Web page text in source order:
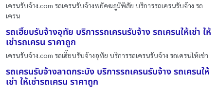
เครนรับจ้าง.com รถเครนรับจ้างพยัคฆภูมิพิสัย บริการรถเครนรับจ้าง รถ
เครน
รถเฮี๊ยบรับจ้างอุทัย บริการรถเครนรับจ้าง รถเครนให้เช่า ให้
เช่ารถเครน ราคาถูก
เครนรับจ้าง.com รถเฮี๊ยบรับจ้างอุทัย บริการรถเครนรับจ้าง รถเครนให้เช่า
รถเครนรับจ้างลาดกระบัง บริการรถเครนรับจ้าง รถเครนให้
เช่า ให้เช่ารถเครน ราคาถูก